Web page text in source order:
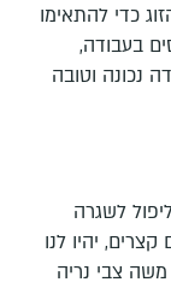
כדי להתאימו
בעבודה,
נכונה וטובה
לשגרה
יהיו לנו
צבי נריה